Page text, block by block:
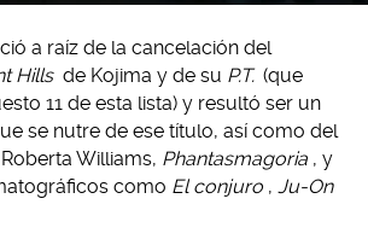
a raíz de la cancelación del
Hills de Kojima y de su P.T. (que
11 de esta lista) y resultó ser un
se nutre de ese título, así como del
Williams, Phantasmagoria , y
como El conjuro , Ju-On